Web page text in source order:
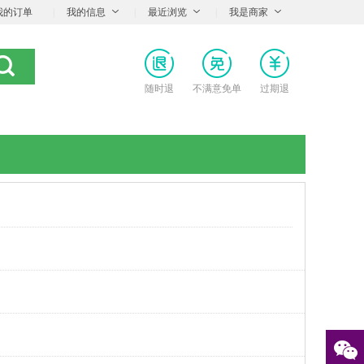
的订单 我的信息 最近浏览 我是商家
随时退 不满意免单 过期退